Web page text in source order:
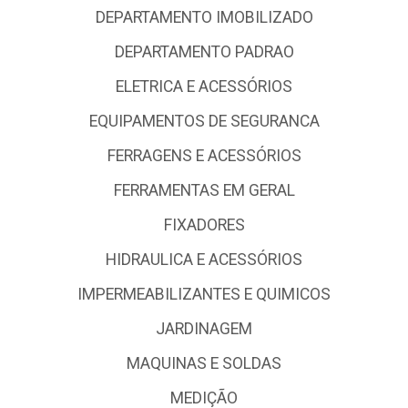
DEPARTAMENTO IMOBILIZADO
DEPARTAMENTO PADRAO
ELETRICA E ACESSÓRIOS
EQUIPAMENTOS DE SEGURANCA
FERRAGENS E ACESSÓRIOS
FERRAMENTAS EM GERAL
FIXADORES
HIDRAULICA E ACESSÓRIOS
IMPERMEABILIZANTES E QUIMICOS
JARDINAGEM
MAQUINAS E SOLDAS
MEDIÇÃO